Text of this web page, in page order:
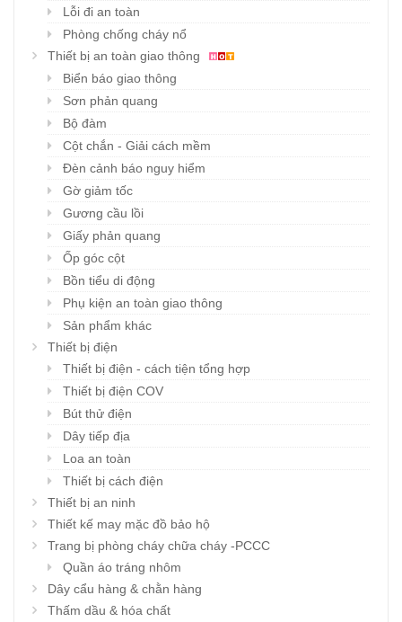
Lỗi đi an toàn
Phòng chống cháy nổ
Thiết bị an toàn giao thông
Biển báo giao thông
Sơn phản quang
Bộ đàm
Cột chắn - Giải cách mềm
Đèn cảnh báo nguy hiểm
Gờ giảm tốc
Gương cầu lồi
Giấy phản quang
Ốp góc cột
Bồn tiểu di động
Phụ kiện an toàn giao thông
Sản phẩm khác
Thiết bị điện
Thiết bị điện - cách tiện tổng hợp
Thiết bị điện COV
Bút thử điện
Dây tiếp địa
Loa an toàn
Thiết bị cách điện
Thiết bị an ninh
Thiết kế may mặc đồ bảo hộ
Trang bị phòng cháy chữa cháy -PCCC
Quần áo tráng nhôm
Dây cẩu hàng & chằn hàng
Thấm dầu & hóa chất